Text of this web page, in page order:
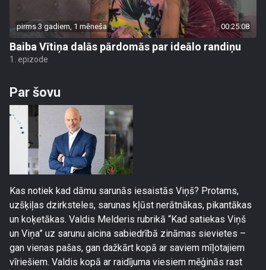
pirms 3 gadiem, 1 mēneša 00:25:08
Baiba Vītiņa dalās pārdomās par ideālo randiņu
1. epizode
Par šovu
Kas notiek kad dāmu sarunās iesaistās Viņš? Protams,
uzšķiļas dzirksteles, sarunas kļūst nerātnākas, pikantākas
un koķetākas. Valdis Melderis rubrikā “Kad satiekas Viņš
un Viņa” uz sarunu aicina sabiedrībā zināmas sievietes –
gan vienas pašas, gan dažkārt kopā ar saviem mīļotajiem
vīriešiem. Valdis kopā ar raidījuma viesiem mēģinās rast